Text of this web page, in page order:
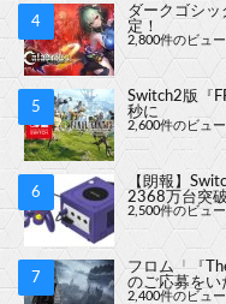
ダークゴシ
定！
2,800件のビュー
Switch2版『
秒に
2,600件のビュー
【朗報】
2368万台突破
2,500件のビュー
フロム「『
のご応募をい
2,400件のビュー